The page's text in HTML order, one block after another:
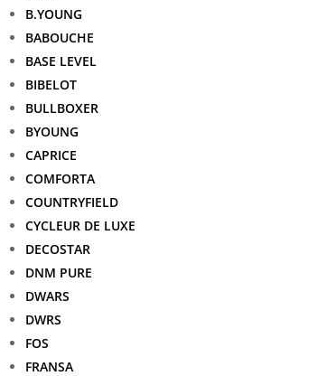
B.YOUNG
BABOUCHE
BASE LEVEL
BIBELOT
BULLBOXER
BYOUNG
CAPRICE
COMFORTA
COUNTRYFIELD
CYCLEUR DE LUXE
DECOSTAR
DNM PURE
DWARS
DWRS
FOS
FRANSA